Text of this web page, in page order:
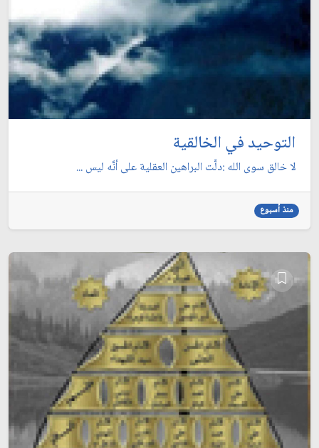
التوحيد في الخالقية
لا خالق سوى الله :دلَّت البراهين العقلية على أنَّه ليس ...
منذ أسبوع